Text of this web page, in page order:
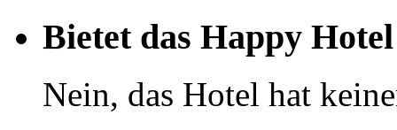
Bietet das Happy
Nein, das Hotel hat